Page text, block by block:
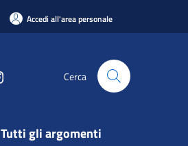
Accedi all'area personale
Cerca
Tutti gli argomenti